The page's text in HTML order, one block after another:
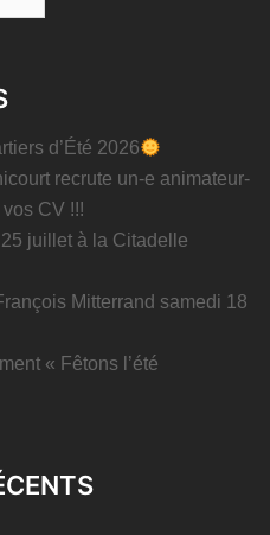
d’Été 2026
recrute un-e animateur-
CV !!!
25 juillet à la Citadelle
Mitterrand samedi 18
« Fêtons l’été